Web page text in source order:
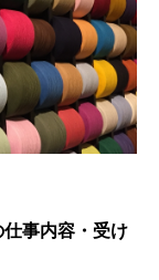
事内容・受け